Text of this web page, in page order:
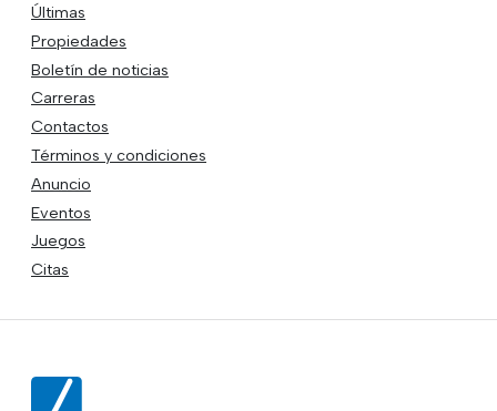
Últimas
Propiedades
Boletín de noticias
Carreras
Contactos
Términos y condiciones
Anuncio
Eventos
Juegos
Citas